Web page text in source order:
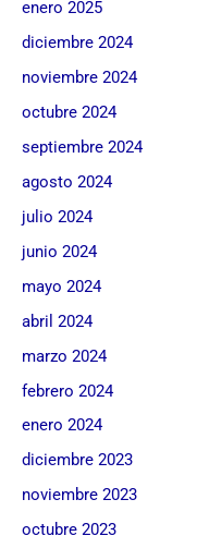
enero 2025
diciembre 2024
noviembre 2024
octubre 2024
septiembre 2024
agosto 2024
julio 2024
junio 2024
mayo 2024
abril 2024
marzo 2024
febrero 2024
enero 2024
diciembre 2023
noviembre 2023
octubre 2023